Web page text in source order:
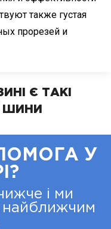
также густая
прорезей и
Є ТАКІ
ШИНИ
У
і ми
найближчим